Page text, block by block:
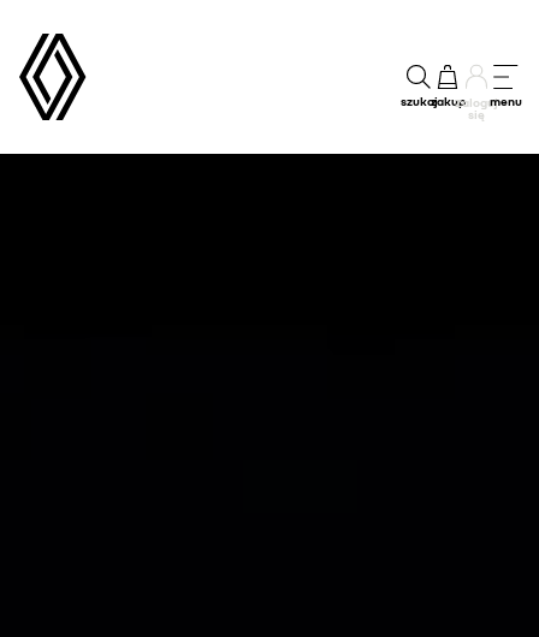
szukajzakupZaloguj
się
menu